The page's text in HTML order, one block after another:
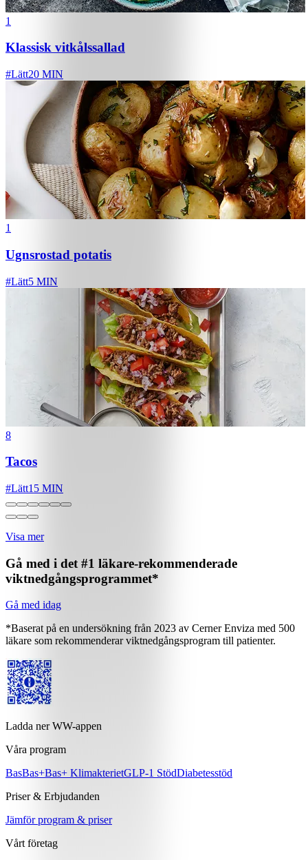
1
Klassisk vitkålssallad
#Lätt20 MIN
1
Ugnsrostad potatis
#Lätt5 MIN
8
Tacos
#Lätt15 MIN
Visa mer
Gå med i det #1 läkare-rekommenderade
viktnedgångsprogrammet*
Gå med idag
*Baserat på en undersökning från 2023 av Cerner Enviza med 500
läkare som rekommenderar viktnedgångsprogram till patienter.
Ladda ner WW-appen
Våra program
BasBas+Bas+ KlimakterietGLP-1 StödDiabetesstöd
Priser & Erbjudanden
Jämför program & priser
Vårt företag